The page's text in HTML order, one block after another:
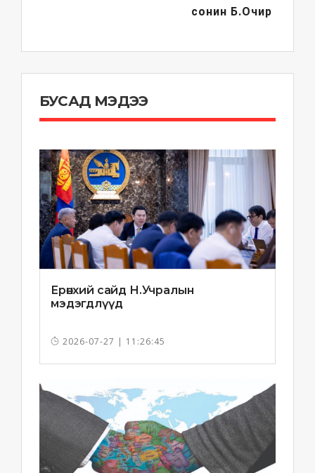
сонин Б.Очир
БУСАД МЭДЭЭ
Ерөнхий сайд Н.Учралын
мэдэгдлүүд
2026-07-27 | 11:26:45